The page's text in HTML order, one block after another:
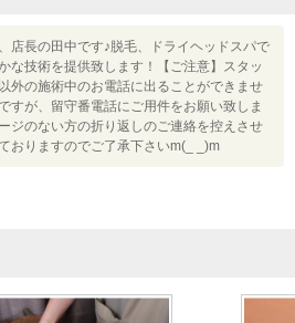
店長の田中です♪脱毛、ドライヘッドスパで
な技術を提供致します！【ご注意】スタッ
外の施術中のお電話に出ることができませ
すが、留守番電話にご用件をお願い致しま
ジのない方の折り返しのご連絡を控えさせ
おりますのでご了承下さいm(_ _)m